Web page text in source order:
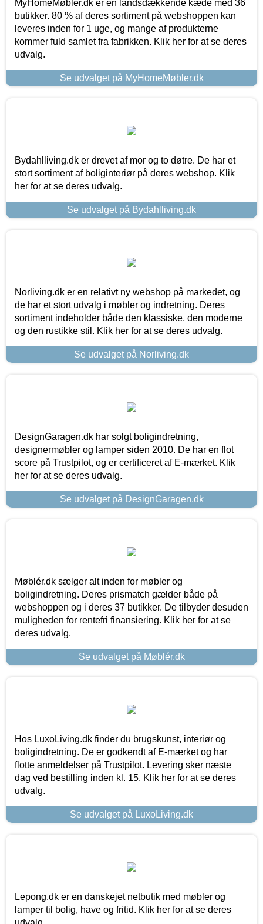
MyHomeMøbler.dk er en landsdækkende kæde med 36
butikker. 80 % af deres sortiment på webshoppen kan
leveres inden for 1 uge, og mange af produkterne
kommer fuld samlet fra fabrikken. Klik her for at se deres
udvalg.
Se udvalget på MyHomeMøbler.dk
Bydahlliving.dk er drevet af mor og to døtre. De har et
stort sortiment af boliginteriør på deres webshop. Klik
her for at se deres udvalg.
Se udvalget på Bydahlliving.dk
Norliving.dk er en relativt ny webshop på markedet, og
de har et stort udvalg i møbler og indretning. Deres
sortiment indeholder både den klassiske, den moderne
og den rustikke stil. Klik her for at se deres udvalg.
Se udvalget på Norliving.dk
DesignGaragen.dk har solgt boligindretning,
designermøbler og lamper siden 2010. De har en flot
score på Trustpilot, og er certificeret af E-mærket. Klik
her for at se deres udvalg.
Se udvalget på DesignGaragen.dk
Møblér.dk sælger alt inden for møbler og
boligindretning. Deres prismatch gælder både på
webshoppen og i deres 37 butikker. De tilbyder desuden
muligheden for rentefri finansiering. Klik her for at se
deres udvalg.
Se udvalget på Møblér.dk
Hos LuxoLiving.dk finder du brugskunst, interiør og
boligindretning. De er godkendt af E-mærket og har
flotte anmeldelser på Trustpilot. Levering sker næste
dag ved bestilling inden kl. 15. Klik her for at se deres
udvalg.
Se udvalget på LuxoLiving.dk
Lepong.dk er en danskejet netbutik med møbler og
lamper til bolig, have og fritid. Klik her for at se deres